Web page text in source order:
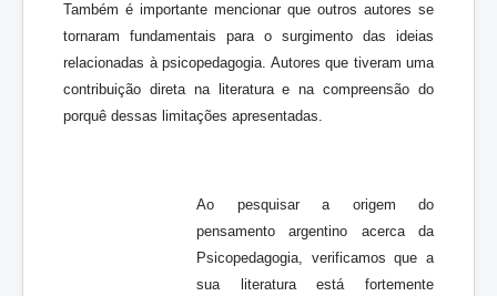
Também é importante mencionar que outros autores se
tornaram fundamentais para o surgimento das ideias
relacionadas à psicopedagogia. Autores que tiveram uma
contribuição direta na literatura e na compreensão do
porquê dessas limitações apresentadas.
Ao pesquisar a origem do
pensamento argentino acerca da
Psicopedagogia, verificamos que a
sua literatura está fortemente